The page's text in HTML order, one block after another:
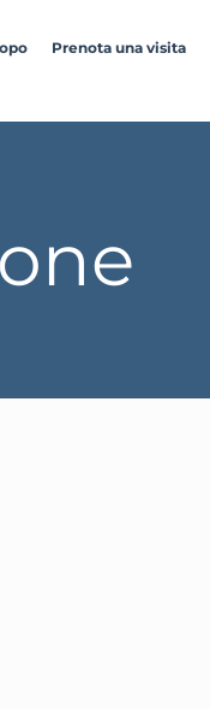
Prenota una visita